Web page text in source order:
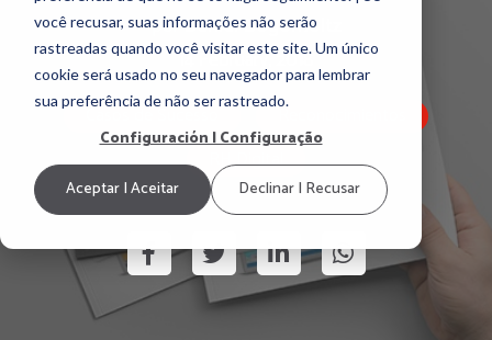
você recusar, suas informações não serão
rastreadas quando você visitar este site. Um único
cookie será usado no seu navegador para lembrar
sua preferência de não ser rastreado.
Configuración | Configuração
Aceptar | Aceitar Declinar | Recusar
porDaniel Bogomoltz
14 February, 2018
Casos de Sucesso
Reconocimientos
RH Digital